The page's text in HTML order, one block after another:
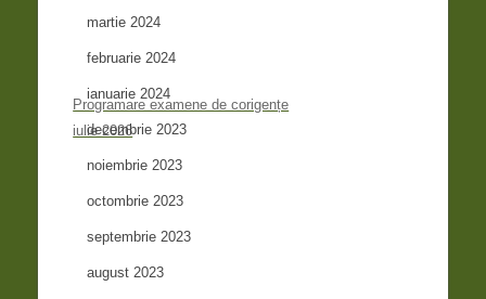
Programare examene de corigențe
iulie 2026
martie 2024
februarie 2024
ianuarie 2024
decembrie 2023
noiembrie 2023
octombrie 2023
septembrie 2023
august 2023